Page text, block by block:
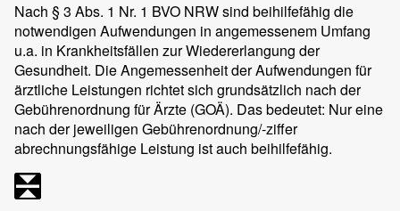
Nach § 3 Abs. 1 Nr. 1 BVO NRW sind beihilfefähig die
notwendigen Aufwendungen in angemessenem Umfang
u.a. in Krankheitsfällen zur Wiedererlangung der
Gesundheit. Die Angemessenheit der Aufwendungen für
ärztliche Leistungen richtet sich grundsätzlich nach der
Gebührenordnung für Ärzte (GOÄ). Das bedeutet: Nur eine
nach der jeweiligen Gebührenordnung/-ziffer
abrechnungsfähige Leistung ist auch beihilfefähig.